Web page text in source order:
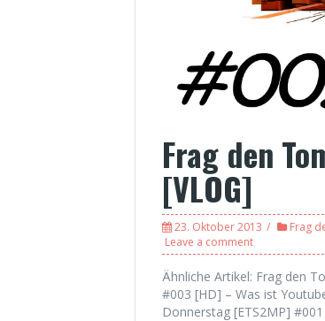
Frag den
[VLOG]
23. Oktober 2013 Frag
Leave a comment
Ähnliche Artikel: Frag den
#003 [HD] – Was ist
Donnerstag [ETS2MP]